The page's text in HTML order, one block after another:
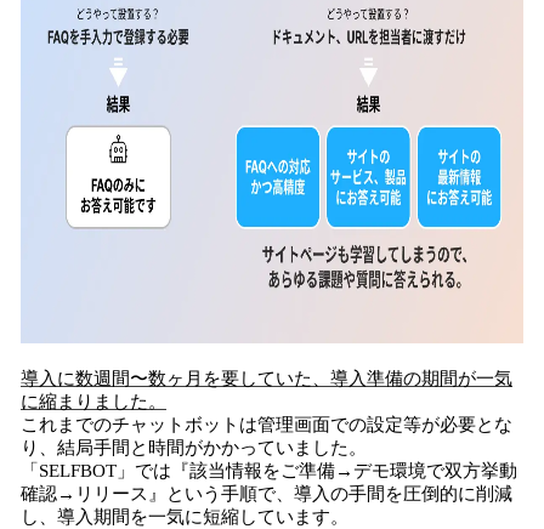
導入に数週間〜数ヶ月を要していた、導入準備の期間が一気
に縮まりました。
これまでのチャットボットは管理画面での設定等が必要とな
り、結局手間と時間がかかっていました。
「SELFBOT」では『該当情報をご準備→デモ環境で双方挙動
確認→リリース』という手順で、導入の手間を圧倒的に削減
し、導入期間を一気に短縮しています。